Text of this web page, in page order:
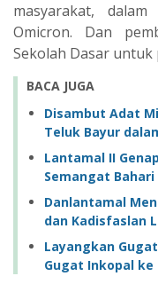
masyarakat,
Omicron. Dan
Sekolah Dasar
BACA JUGA
Disambut Adat
Teluk Bayur
Lantamal II
Semangat Bahari
Danlantamal
dan Kadisfaslan
Layangkan
Gugat Inkopal